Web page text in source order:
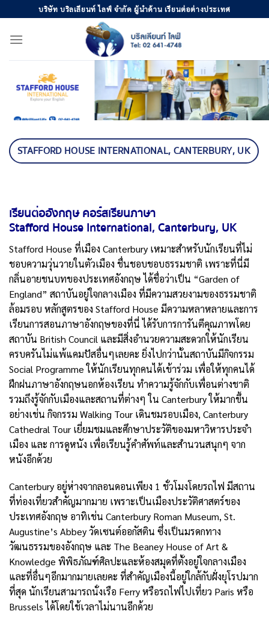
to
content
บริษัท บริลเลียนท์ ไลฟ์ จำกัด ผู้นำด้าน เรียนต่อต่างประเทศ
STAFFORD HOUSE INTERNATIONAL, CANTERBURY, UK
เรียนต่ออังกฤษ คอร์สเรียนภาษา
Stafford House International, Canterbury, UK
Stafford House ที่เมือง Canterbury เหมาะสำหรับนักเรียนที่ไม่
ชอบความวุ่นวายในตัวเมือง ชื่นชอบชอบธรรมชาติ เพราะที่นี่มี
กลิ่นอายชนบทของประเทศอังกฤษ ได้ชื่อว่าเป็น “Garden of
England” สถาบันอยู่ใจกลางเมือง ที่มีความสวยงามของธรรมชาติ
ล้อมรอบ หลักสูตรของ Stafford House มีความหลาหลายและการ
เรียนการสอนภาษาอังกฤษของที่นี่ ได้รับการการันตีคุณภาพโดย
สถาบัน British Council และมีสิ่งอำนวยความสะดวกให้นักเรียน
ครบครันไม่แพ้แคมปัสอื่นๆเลยคะ ยิ่งไปกว่านั้นสถาบันมีกิจกรรม
Social Programme ให้นักเรียนทุกคนได้เข้าร่วม เพื่อให้ทุกคนได้
ฝึกฝนภาษาอังกฤษนอกห้องเรียน ทำความรู้จักกับเพื่อนต่างชาติ
รวมถึงรู้จักกับเมืองและสถานที่ต่างๆ ใน Canterbury ให้มากขึ้น
อย่างเช่น กิจกรรม Walking Tour เดินชมรอบเมือง, Canterbury
Cathedral Tour เยี่ยมชมและศึกษาประวัติของมหาวิหารประจำ
เมือง และ การดูหนัง เพื่อเรียนรู้คำศัพท์และสำนวนสนุกๆ จาก
หนังอีกด้วย
Canterbury อยู่ห่างจากลอนดอนเพียง 1 ชั่วโมงโดยรถไฟ มีสถาน
ที่ท่องเที่ยวสำคัญมากมาย เพราะเป็นเมืองประวัติศาสตร์ของ
ประเทศอังกฤษ อาทิเช่น Canterbury Roman Museum, St.
Augustine’s Abbey วัดเซนต์ออกัสติน ซึ่งเป็นมรดกทาง
วัฒนธรรมของอังกฤษ และ The Beaney House of Art &
Knowledge พิพิธภัณฑ์ศิลปะและห้องสมุดที่ตั้งอยู่ใจกลางเมือง
และที่อื่นๆอีกมากมายเลยคะ ที่สำคัญเมืองนี้อยู่ใกล้กับฝั่งยุโรปมาก
ที่สุด นักเรียนสามารถนั่งเรือ Ferry หรือรถไฟไปเที่ยว Paris หรือ
Brussels ได้โดยใช้เวลาไม่นานอีกด้วย